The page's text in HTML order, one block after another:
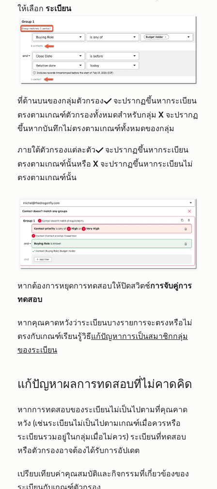
ให้เลือก ระเบียน
ที่ด้านบนของกลุ่มตัวกรองsuccess checkmark จะปรากฏขึ้นหากระเบียน
ตรงตามเกณฑ์ตัวกรองทั้งหมดสำหรับกลุ่ม X จะปรากฏ
ขึ้นหากบันทึกไม่ตรงตามเกณฑ์ทั้งหมดของกลุ่ม
ภายใต้ตัวกรองแต่ละตัวsuccess checkmark จะปรากฏขึ้นหากระเบียน
ตรงตามเกณฑ์นั้นหรือ X จะปรากฏขึ้นหากระเบียนไม่
ตรงตามเกณฑ์นั้น
หากต้องการหยุดการทดสอบให้ปิดสวิตช์การจับคู่การ
ทดสอบ
หากคุณคาดหวังว่าระเบียนบางรายการจะตรงหรือไม่
ตรงกับเกณฑ์เรียนรู้วิธีแก้ปัญหาการเป็นสมาชิกกลุ่ม
ของระเบียน
แก้ปัญหาผลการทดสอบที่ไม่คาดคิด
หากการทดสอบของระเบียนไม่เป็นไปตามที่คุณคาด
หวัง (เช่นระเบียนไม่เป็นไปตามเกณฑ์เมื่อควรหรือ
ระเบียนรวมอยู่ในกลุ่มเมื่อไม่ควร) ระเบียนที่ทดสอบ
หรือตัวกรองอาจต้องได้รับการอัปเดต
เปรียบเทียบค่าคุณสมบัติและกิจกรรมที่เกี่ยวข้องของ